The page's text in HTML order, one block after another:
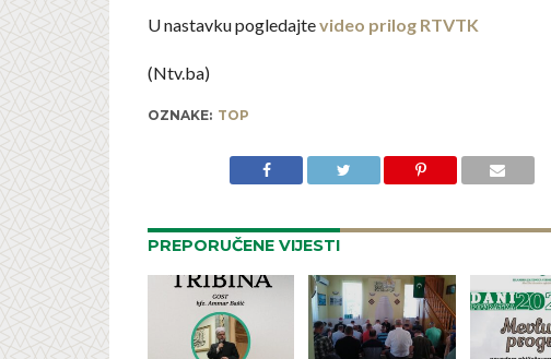
U nastavku pogledajtevideo prilog RTVTK
(Ntv.ba)
OZNAKE: TOP
PREPORUČENE VIJESTI